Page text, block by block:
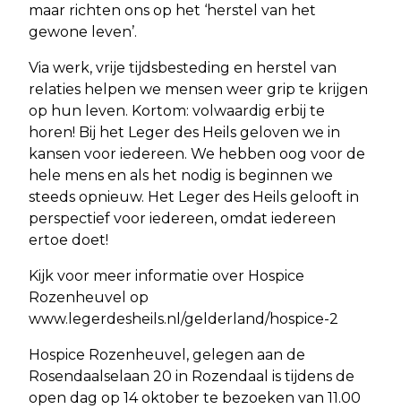
maar richten ons op het ‘herstel van het
gewone leven’.
Via werk, vrije tijdsbesteding en herstel van
relaties helpen we mensen weer grip te krijgen
op hun leven. Kortom: volwaardig erbij te
horen! Bij het Leger des Heils geloven we in
kansen voor iedereen. We hebben oog voor de
hele mens en als het nodig is beginnen we
steeds opnieuw. Het Leger des Heils gelooft in
perspectief voor iedereen, omdat iedereen
ertoe doet!
Kijk voor meer informatie over Hospice
Rozenheuvel op
www.legerdesheils.nl/gelderland/hospice-2
Hospice Rozenheuvel, gelegen aan de
Rosendaalselaan 20 in Rozendaal is tijdens de
open dag op 14 oktober te bezoeken van 11.00